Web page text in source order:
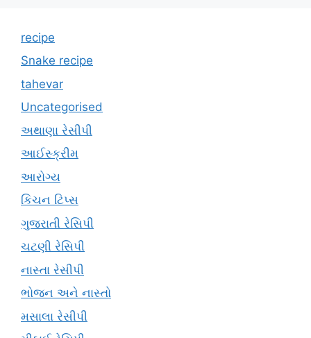
recipe
Snake recipe
tahevar
Uncategorised
અથાણા રેસીપી
આઈસ્ક્રીમ
આરોગ્ય
કિચન ટિપ્સ
ગુજરાતી રેસિપી
ચટણી રેસિપી
નાસ્તા રેસીપી
ભોજન અને નાસ્તો
મસાલા રેસીપી